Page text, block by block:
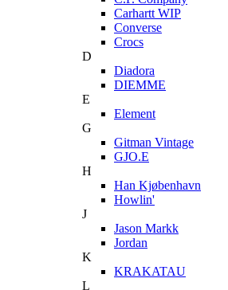
Carhartt WIP
Converse
Crocs
D
Diadora
DIEMME
E
Element
G
Gitman Vintage
GJO.E
H
Han Kjøbenhavn
Howlin'
J
Jason Markk
Jordan
K
KRAKATAU
L